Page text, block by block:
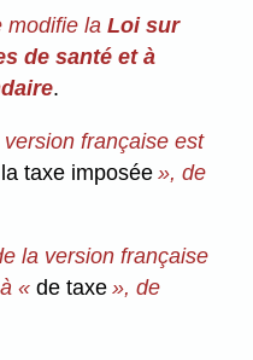
modifie la Loi sur
de santé et à
.
française est
la taxe imposée», de
la version française
« de taxe», de